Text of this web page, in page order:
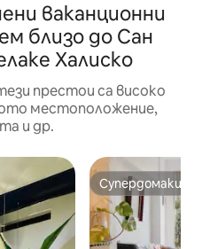
ваканционни
близо до Сан
Халиско
престои са високо
местоположение,
и др.
Супердомакин
Супердомакин